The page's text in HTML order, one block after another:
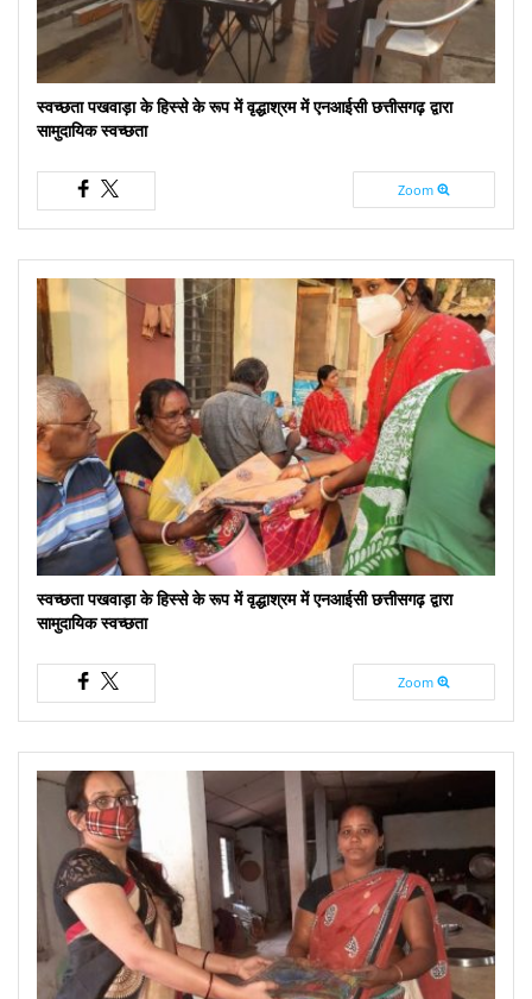
स्वच्छता पखवाड़ा के हिस्से के रूप में वृद्धाश्रम में एनआईसी छत्तीसगढ़ द्वारा
सामुदायिक स्वच्छता
Zoom
स्वच्छता पखवाड़ा के हिस्से के रूप में वृद्धाश्रम में एनआईसी छत्तीसगढ़ द्वारा
सामुदायिक स्वच्छता
Zoom